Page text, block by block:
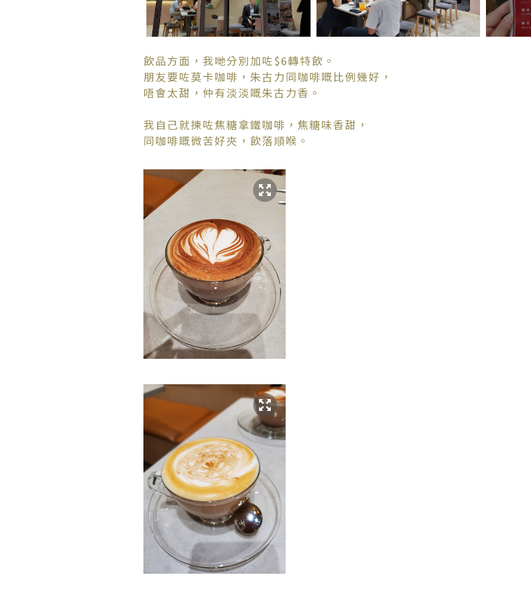
飲品方面，我哋分別加咗$6轉特飲。
朋友要咗莫卡咖啡，朱古力同咖啡嘅比例幾好，
唔會太甜，仲有淡淡嘅朱古力香。
我自己就揀咗焦糖拿鐵咖啡，焦糖味香甜，
同咖啡嘅微苦好夾，飲落順喉。